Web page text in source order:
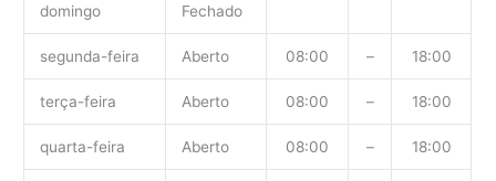
domingo Fechado
segunda-feira Aberto 08:00 – 18:00
terça-feira Aberto 08:00 – 18:00
quarta-feira Aberto 08:00 – 18:00